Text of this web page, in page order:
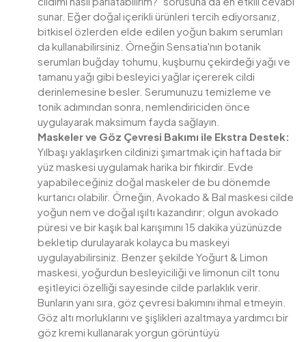
sunar. Eğer doğal içerikli ürünleri tercih ediyorsanız,
bitkisel özlerden elde edilen yoğun bakım serumları
da kullanabilirsiniz. Örneğin Sensatia'nın botanik
serumları buğday tohumu, kuşburnu çekirdeği yağı ve
tamanu yağı gibi besleyici yağlar içererek cildi
derinlemesine besler. Serumunuzu temizleme ve
tonik adımından sonra, nemlendiriciden önce
uygulayarak maksimum fayda sağlayın.
Maskeler ve Göz Çevresi Bakımı ile Ekstra Destek:
Yılbaşı yaklaşırken cildinizi şımartmak için haftada bir
yüz maskesi uygulamak harika bir fikirdir. Evde
yapabileceğiniz doğal maskeler de bu dönemde
kurtarıcı olabilir. Örneğin, Avokado & Bal maskesi cilde
yoğun nem ve doğal ışıltı kazandırır; olgun avokado
püresi ve bir kaşık bal karışımını 15 dakika yüzünüzde
bekletip durulayarak kolayca bu maskeyi
uygulayabilirsiniz. Benzer şekilde Yoğurt & Limon
maskesi, yoğurdun besleyiciliği ve limonun cilt tonu
eşitleyici özelliği sayesinde cilde parlaklık verir.
Bunların yanı sıra, göz çevresi bakımını ihmal etmeyin.
Göz altı morluklarını ve şişlikleri azaltmaya yardımcı bir
göz kremi kullanarak yorgun görüntüyü